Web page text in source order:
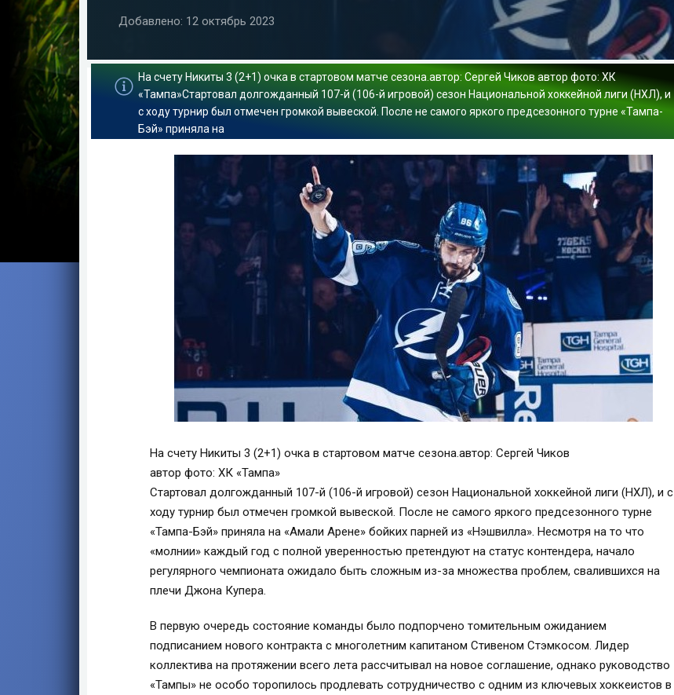
Добавлено: 12 октябрь 2023
На счету Никиты 3 (2+1) очка в стартовом матче сезона.автор: Сергей Чиков автор фото: ХК
«Тампа»Стартовал долгожданный 107-й (106-й игровой) сезон Национальной хоккейной лиги (НХЛ), и
с ходу турнир был отмечен громкой вывеской. После не самого яркого предсезонного турне «Тампа-
Бэй» приняла на
На счету Никиты 3 (2+1) очка в стартовом матче сезона.автор: Сергей Чиков
автор фото: ХК «Тампа»
Стартовал долгожданный 107-й (106-й игровой) сезон Национальной хоккейной лиги (НХЛ), и с
ходу турнир был отмечен громкой вывеской. После не самого яркого предсезонного турне
«Тампа-Бэй» приняла на «Амали Арене» бойких парней из «Нэшвилла». Несмотря на то что
«молнии» каждый год с полной уверенностью претендуют на статус контендера, начало
регулярного чемпионата ожидало быть сложным из-за множества проблем, свалившихся на
плечи Джона Купера.
В первую очередь состояние команды было подпорчено томительным ожиданием
подписанием нового контракта с многолетним капитаном Стивеном Стэмкосом. Лидер
коллектива на протяжении всего лета рассчитывал на новое соглашение, однако руководство
«Тампы» не особо торопилось продлевать сотрудничество с одним из ключевых хоккеистов в